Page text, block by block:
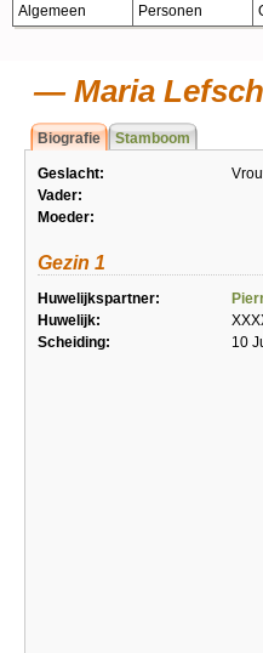
Algemeen Personen
Maria
Biografie Stamboom
Geslacht:
Vader:
Moeder:
Gezin 1
Huwelijkspartner:
Huwelijk:
Scheiding:
10